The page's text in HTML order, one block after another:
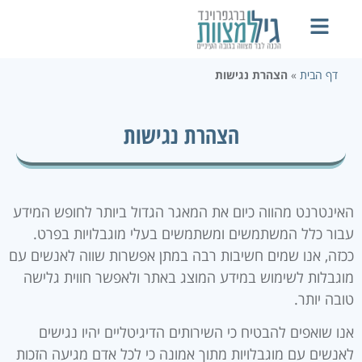
דף הבית » הצהרת נגישות
הצהרת נגישות
האינטרנט מהווה כיום את המאגר הגדול ביותר לחופש המידע
עבור כלל המשתמשים ומשתמשים בעלי מוגבלויות בפרט.
ככזה, אנו שמים חשיבות רבה במתן אפשרות שווה לאנשים עם
מוגבלות לשימוש במידע המוצג באתר ולאפשר חווית גלישה
טובה יותר.
אנו שואפים להבטיח כי השירותים הדיגיטליים יהיו נגישים
לאנשים עם מוגבלויות מתוך אמונה כי לכל אדם מגיעה הזכות